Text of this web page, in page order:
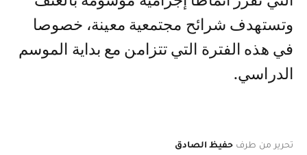
وتستهدف شرائح مجتمعية معينة، خصوصا
في هذه الفترة التي تتزامن مع بداية الموسم
الدراسي.
تحرير من طرف حفيظ الصادق